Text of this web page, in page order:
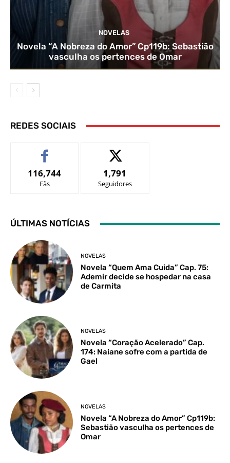
NOVELAS
Novela “A Nobreza do Amor” Cp119b: Sebastião
vasculha os pertences de Omar
REDES SOCIAIS
116,744
Fãs
1,791
Seguidores
ÚLTIMAS NOTÍCIAS
NOVELAS
Novela “Quem Ama Cuida” Cap. 75:
Ademir decide se hospedar na casa
de Carmita
NOVELAS
Novela “Coração Acelerado” Cap.
174: Naiane sofre com a partida de
Gael
NOVELAS
Novela “A Nobreza do Amor” Cp119b:
Sebastião vasculha os pertences de
Omar